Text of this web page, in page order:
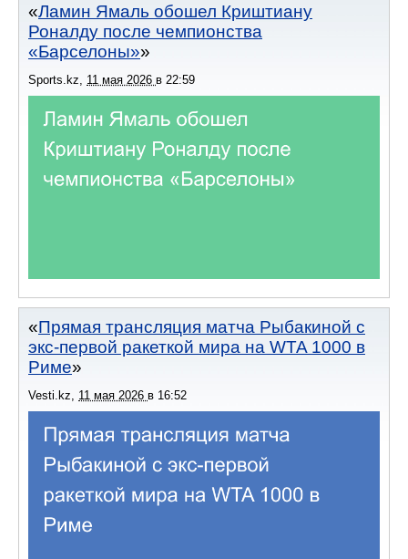
Ламин Ямаль обошел Криштиану
Роналду после чемпионства
«Барселоны»
Sports.kz 11 мая 2026 в 22:59
Прямая трансляция матча Рыбакиной с
экс-первой ракеткой мира на WTA 1000 в
Риме
Vesti.kz, 11 мая 2026 в 16:52